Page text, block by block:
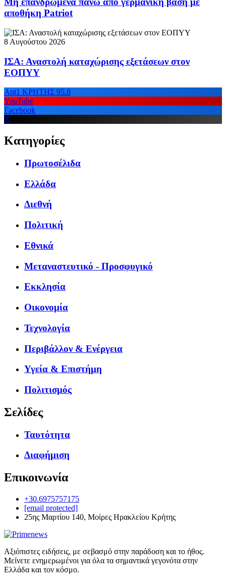
αποθήκη Patriot
8 Αυγούστου 2026
ΙΣΑ: Αναστολή καταχώρισης εξετάσεων στον
ΕΟΠΥΥ
Ant1 ΚΡΗΤΗΣ 95.8
YouTube
Facebook
X
Κατηγορίες
Πρωτοσέλιδα
Ελλάδα
Διεθνή
Πολιτική
Εθνικά
Μεταναστευτικό - Προσφυγικό
Εκκλησία
Οικονομία
Τεχνολογία
Περιβάλλον & Ενέργεια
Υγεία & Επιστήμη
Πολιτισμός
Σελίδες
Ταυτότητα
Διαφήμιση
Επικοινωνία
+30.6975757175
[email protected]
25ης Μαρτίου 140, Μοίρες Ηρακλείου Κρήτης
Αξιόπιστες ειδήσεις, με σεβασμό στην παράδοση και το ήθος.
Μείνετε ενημερωμένοι για όλα τα σημαντικά γεγονότα στην
Ελλάδα και τον κόσμο.